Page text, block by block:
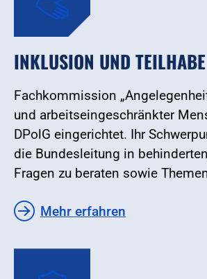
INKLUSION UND TEILHABE
Fachkommission
und arbeitseingeschränkter
DPolG eingerichtet. Ihr
die Bundesleitung in
Fragen zu beraten sowie
Mehr erfahren